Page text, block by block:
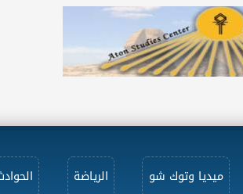
ميديا وتوك شو الرياضة